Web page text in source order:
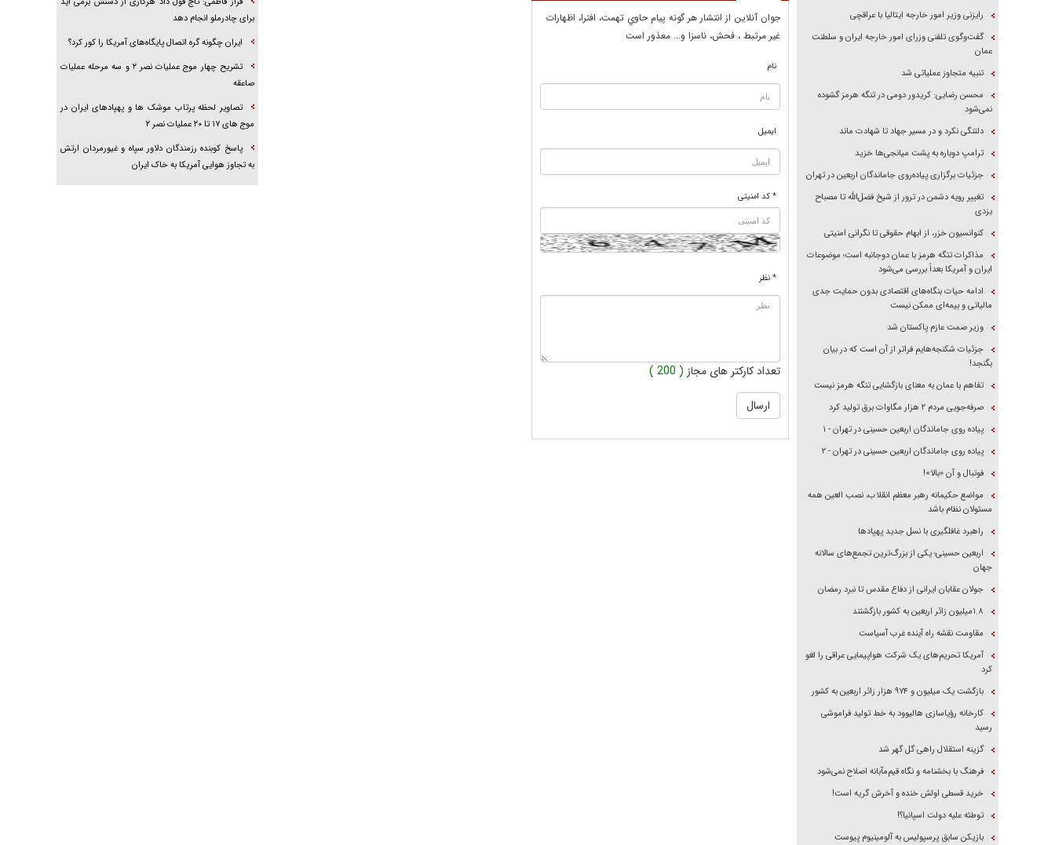
جوان آنلاين از انتشار هر گونه پيام حاوي تهمت، افترا، اظهارات
غير مرتبط ، فحش، ناسزا و... معذور است
نام
ایمیل
* کد امنیتی
* نظر
تعداد کارکتر های مجاز ( 200 )
رایزنی وزیر امور خارجه ایتالیا با عراقچی
گفت‌وگوی تلفنی وزرای امور خارجه ایران و سلطنت
عمان
تنبیه متجاوز عملیاتی شد
محسن رضایی: کریدور دومی در تنگه هرمز گشوده
نمی‌شود
دلتنگی نکرد و در مسیر جهاد تا شهادت ماند
ترامپ دوباره به پشت میانجی‌ها خزید
جزئیات برگزاری پیاده‌روی جاماندگان اربعین در تهران
تغییر رویه دشمن در ترور از شیخ فضل‌الله تا مصباح
یزدی
کنوانسیون خزر، از ابهام حقوقی تا نگرانی امنیتی
مذاکرات تنگه هرمز با عمان دوجانبه است؛ موضوعات
ایران و آمریکا بعداً بررسی می‌شود
ادامه حیات بنگاه‌های اقتصادی بدون حمایت جدی
مالیاتی و بیمه‌ای ممکن نیست
وزیر صمت عازم پاکستان شد
جزئیات شکنجه‌هایم فراتر از آن است که در بیان
بگنجد!
تفاهم با عمان به معنای بازگشایی تنگه هرمز نیست
صرفه‌جویی مردم ۲ هزار مگاوات برق تولید کرد
پیاده روی جاماندگان اربعین حسینی در تهران - ۱
پیاده روی جاماندگان اربعین حسینی در تهران - ۲
فوتبال و آن «بالا»!
مواضع حکیمانه رهبر معظم انقلاب، نصب العین همه
مسئولان نظام باشد
راهبرد غافلگیری با نسل جدید پهپاد‌ها
اربعین حسینی؛ یکی از بزرگ‌ترین تجمع‌های سالانه
جهان
جولان عقابان ایرانی از دفاع مقدس تا نبرد رمضان
۱.۸میلیون زائر اربعین به کشور بازگشتند
مقاومت نقشه راه آینده غرب آسیاست
آمریکا تحریم‌های یک شرکت هواپیمایی عراقی را لغو
کرد
بازگشت یک میلیون و ۹۷۴ هزار زائر اربعین به کشور
کارخانه رؤیاسازی هالیوود به خط تولید فراموشی
رسید
گزینه استقلال راهی گل گهر شد
فرهنگ با بخشنامه و نگاه قیم‌مآبانه اصلاح نمی‌شود
خرید قسطی اولش خنده و آخرش گریه است!
توطئه علیه دولت اسپانیا؟!
بازیکن سابق پرسپولیس به آلومینیوم پیوست
تحلیل ابعاد پیام رهبر انقلاب به حزب‌الله/ مقاومت
برای چادرملو انجام دهد
ایران چگونه گره اتصال پایگاه‌های آمریکا را کور کرد؟
تشریح چهار موج عملیات نصر ۲ و سه مرحله عملیات
صاعقه
تصاویر لحظه پرتاب موشک ها و پهپادهای ایران در
موج های ۱۷ تا ۲۰ عملیات نصر ۲
پاسخ کوبنده رزمندگان دلاور سپاه و غیورمردان ارتش
به تجاوز هوایی آمریکا به خاک ایران